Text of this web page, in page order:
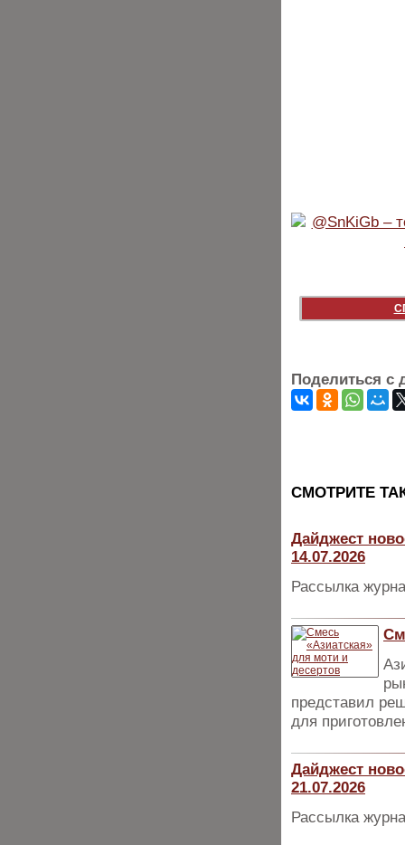
Поделиться с
CМОТРИТЕ
Дайджест
14.07.2026
Рассылка
представил
для
Дайджест
21.07.2026
Рассылка